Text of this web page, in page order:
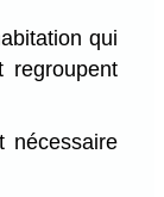
qui
regroupent
nécessaire